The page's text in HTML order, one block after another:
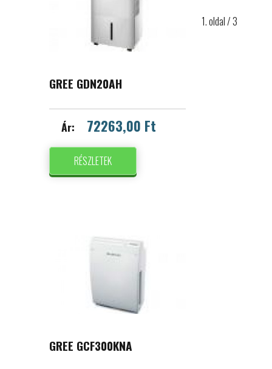
1. oldal / 3
GREE GDN20AH
Ár: 72263,00 Ft
RÉSZLETEK
GREE GCF300KNA